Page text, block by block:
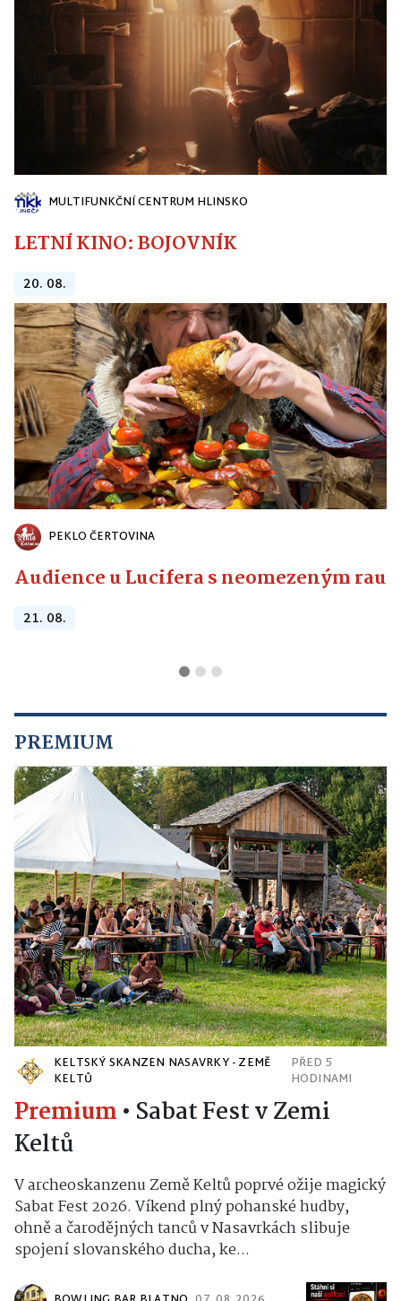
MULTIFUNKČNÍ CENTRUM HLINSKO
LETNÍ KINO: BOJOVNÍK
20. 08.
PEKLO ČERTOVINA
Audience u Lucifera s neomezeným
21. 08.
PREMIUM
KELTSKÝ SKANZEN NASAVRKY - ZEMĚ
KELTŮ
PŘED 5
HODINAMI
Premium • Sabat Fest v Zemi
Keltů
V archeoskanzenu Země Keltů poprvé ožije magický
Sabat Fest 2026. Víkend plný pohanské hudby,
ohně a čarodějných tanců v Nasavrkách slibuje
spojení slovanského ducha, ke...
BOWLING BAR BLATNO 07. 08. 2026